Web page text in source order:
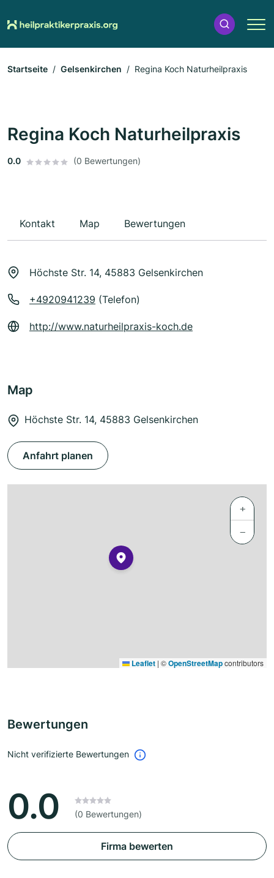
Startseite Gelsenkirchen Regina Koch Naturheilpraxis
Regina Koch Naturheilpraxis
0.0 (0 Bewertungen)
Kontakt Map Bewertungen
Höchste Str. 14, 45883 Gelsenkirchen
+4920941239 (Telefon)
http://www.naturheilpraxis-koch.de
Map
Höchste Str. 14, 45883 Gelsenkirchen
Anfahrt planen
+
−
Leaflet | ©OpenStreetMapcontributors
Bewertungen
Nicht verifizierte Bewertungen
0.0 (0 Bewertungen)
Firma bewerten